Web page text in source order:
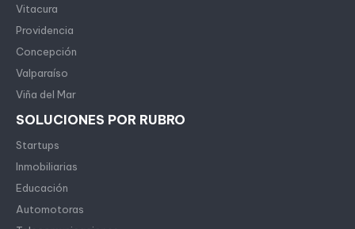
Vitacura
Providencia
Concepción
Valparaíso
Viña del Mar
SOLUCIONES POR RUBRO
Startups
Inmobiliarias
Educación
Automotoras